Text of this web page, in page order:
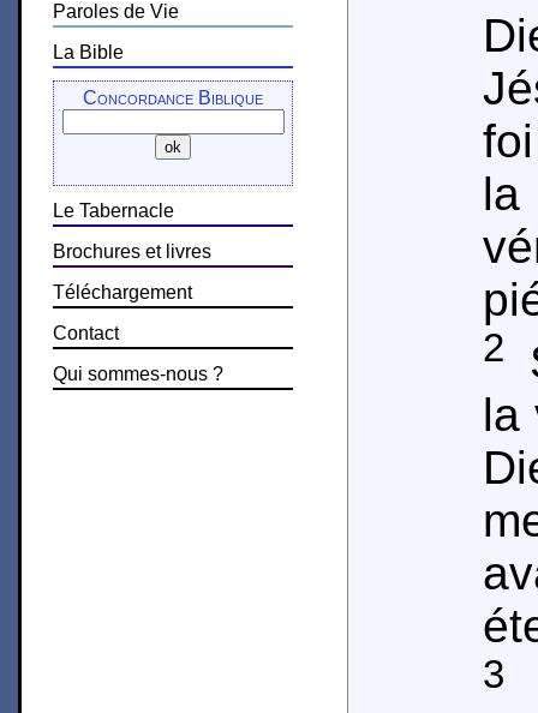
Paroles de Vie
La Bible
Concordance Biblique
Le Tabernacle
Brochures et livres
Téléchargement
Contact
Qui sommes-nous ?
la
2
la
3